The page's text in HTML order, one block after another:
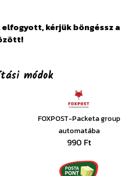
kérjük böngéssz a
módok
FOXPOST-Packeta group
automatába
990 Ft